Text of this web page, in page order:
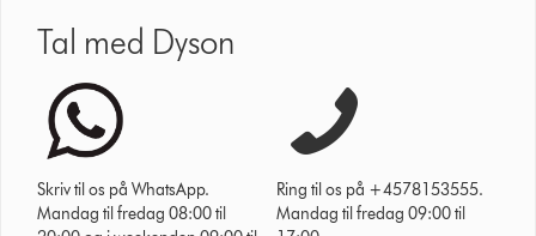
Tal med Dyson
Skriv til os på WhatsApp.
Mandag til fredag 08:00 til
Ring til os på +4578153555.
Mandag til fredag 09:00 til